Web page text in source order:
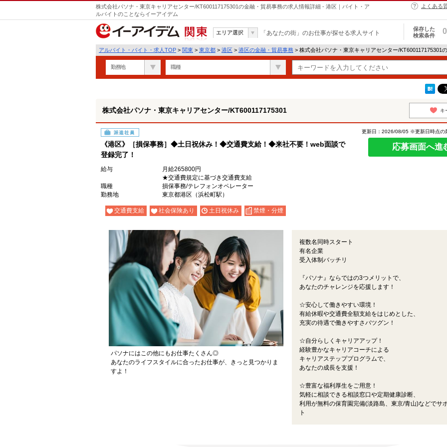
株式会社パソナ・東京キャリアセンター/KT600117175301の金融・貿易事務の求人情報詳細 - 港区｜バイト・ア
ルバイトのことならイーアイデム
よくある
関東
エリア選択 「あなたの街」のお仕事が探せる求人サイト
保存した
検索条件
0
アルバイト・バイト・求人TOP > 関東 > 東京都 > 港区 > 港区の金融・貿易事務 > 株式会社パソナ・東京キャリアセンター/KT600117175301
勤務地 職種
株式会社パソナ・東京キャリアセンター/KT600117175301 キ
派遣社員
《港区》［損保事務］◆土日祝休み！◆交通費支給！◆来社不要！web面談で
登録完了！
更新日：2026/08/05 ※更新日時点の
応募画面へ進
給与
月給265800円
★交通費規定に基づき交通費支給
職種
損保事務/テレフォンオペレーター
勤務地
東京都港区（浜松町駅）
交通費支給 社会保険あり 土日祝休み 禁煙・分煙
パソナにはこの他にもお仕事たくさん◎
あなたのライフスタイルに合ったお仕事が、きっと見つかりま
すよ！
複数名同時スタート
有名企業
受入体制バッチリ
『パソナ』ならではの3つメリットで、
あなたのチャレンジを応援します！
☆安心して働きやすい環境！
有給休暇や交通費全額支給をはじめとした、
充実の待遇で働きやすさバツグン！
☆自分らしくキャリアアップ！
経験豊かなキャリアコーチによる
キャリアステッププログラムで、
あなたの成長を支援！
☆豊富な福利厚生をご用意！
気軽に相談できる相談窓口や定期健康診断、
利用が無料の保育園完備(淡路島、東京/青山)などでサ
ト